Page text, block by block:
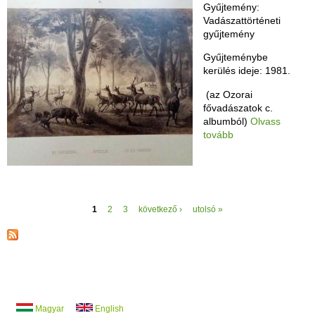
Gyűjtemény:
Vadászattörténeti
gyűjtemény
Gyűjteménybe
kerülés ideje: 1981.
(az Ozorai
fővadászatok c.
albumból) Olvass
tovább
a
l
1 2 3 következő › utolsó »
Magyar English